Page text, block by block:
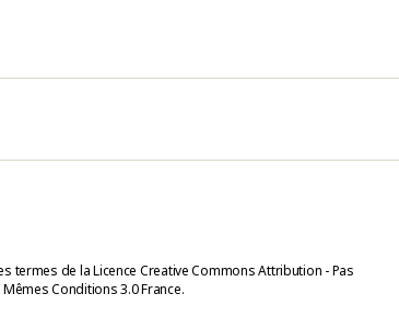
termes de la Licence Creative Commons Attribution - Pas
Conditions 3.0 France.